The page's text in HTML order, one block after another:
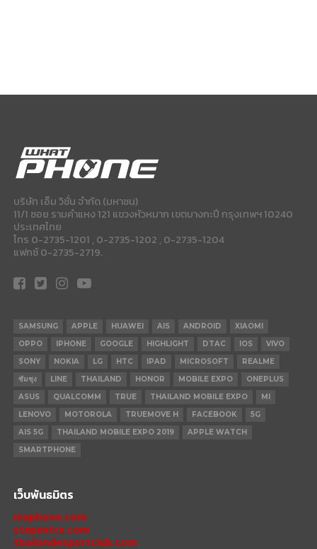
บริษัท เอ็ม วิชั่น จำกัด (มหาชน)
11/1 ซอย รามคำแหง 121 แขวงหัวหมาก เขตบางกะปี กรุงเทพฯ 10240
ประเทศไทย
โทร 0-2735-1201 , 0-2735-1202 , 0-2735-1204
แฟกซ์ 0-2735-2719.
SAMSUNG APPLE HUAWEI AIS ANDROID
XIAOMI
OPPO
IPHONE GOOGLE HIGHLIGHT DTAC IOS
VIVO
SONY
NOKIA LG HTC IPAD MICROSOFT
REALME
ซัมซุง
LINE THAILAND HONOR MOBILE EXPO
ONEPLUS
ASUS
QUALCOMM TRUE THAILAND MOBILE EXPO
MI
LENOVO
MOTOROLA TRUEMOVE H FACEBOOK
5G
AIS 5G
THAILAND MOBILE EXPO 2019
APPLE WATCH
SMARTPHONE
เว็บพันธมิตร
mxphone.com
stepextra.com
thailandesportclub.com